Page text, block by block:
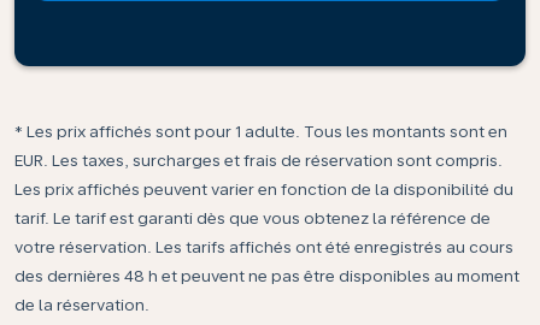
* Les prix affichés sont pour 1 adulte. Tous les montants sont en
EUR. Les taxes, surcharges et frais de réservation sont compris.
Les prix affichés peuvent varier en fonction de la disponibilité du
tarif. Le tarif est garanti dès que vous obtenez la référence de
votre réservation. Les tarifs affichés ont été enregistrés au cours
des dernières 48 h et peuvent ne pas être disponibles au moment
de la réservation.